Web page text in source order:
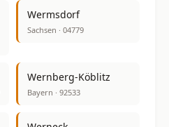
Wermsdorf
Sachsen · 04779
Wernberg-Köblitz
Bayern · 92533